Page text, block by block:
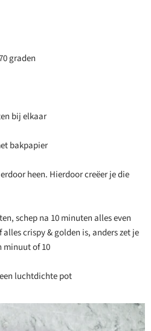
graden
bij elkaar
bakpapier
heen. Hierdoor creëer je die
schep na 10 minuten alles even
crispy & golden is, anders zet je
minuut of 10
luchtdichte pot